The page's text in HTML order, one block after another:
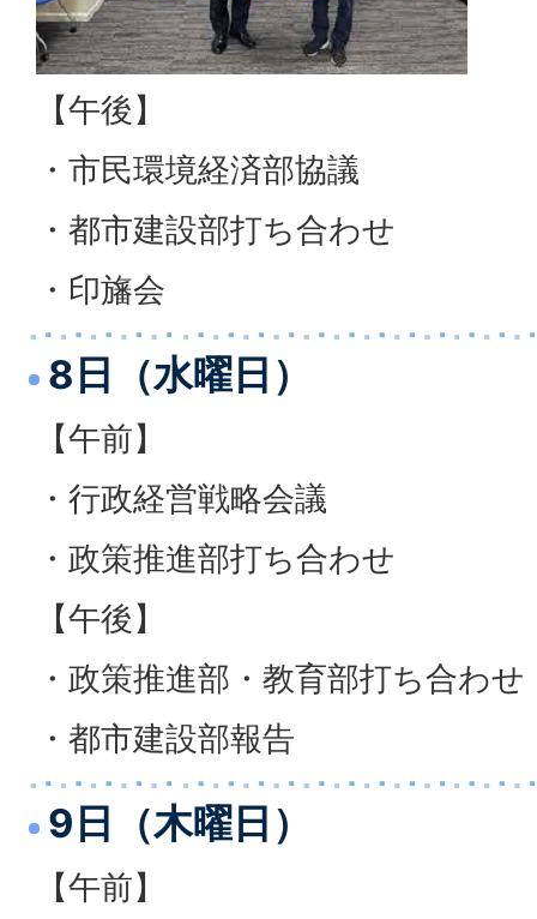
【午後】
・市民環境経済部協議
・都市建設部打ち合わせ
・印旛会
8日（水曜日）
【午前】
・行政経営戦略会議
・政策推進部打ち合わせ
【午後】
・政策推進部・教育部打ち合わせ
・都市建設部報告
9日（木曜日）
【午前】